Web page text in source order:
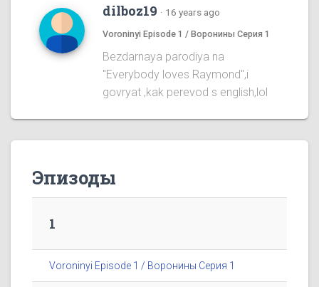
dilboz19 · 16 years ago
Voroninyi Episode 1 / Воронины Серия 1
Bezdarnaya parodiya na
''Everybody loves Raymond'',i
govryat ,kak perevod s english,lol
Эпизоды
1
Voroninyi Episode 1 / Воронины Серия 1